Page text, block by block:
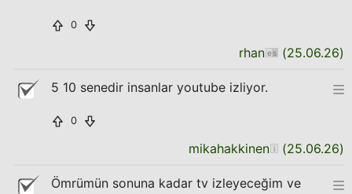
0
rhan (25.06.26)
5 10 senedir insanlar youtube izliyor.
0
mikahakkinen (25.06.26)
Ömrümün sonuna kadar tv izleyeceğim ve